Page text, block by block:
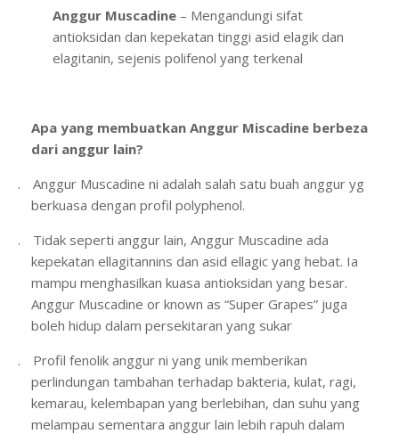
Anggur Muscadine – Mengandungi sifat
antioksidan dan kepekatan tinggi asid elagik dan
elagitanin, sejenis polifenol yang terkenal
Apa yang membuatkan Anggur Miscadine berbeza
dari anggur lain?
1.
Anggur Muscadine ni adalah salah satu buah anggur yg
berkuasa dengan profil polyphenol.
2.
Tidak seperti anggur lain, Anggur Muscadine ada
kepekatan ellagitannins dan asid ellagic yang hebat. Ia
mampu menghasilkan kuasa antioksidan yang besar.
Anggur Muscadine or known as “Super Grapes” juga
boleh hidup dalam persekitaran yang sukar
3.
Profil fenolik anggur ni yang unik memberikan
perlindungan tambahan terhadap bakteria, kulat, ragi,
kemarau, kelembapan yang berlebihan, dan suhu yang
melampau sementara anggur lain lebih rapuh dalam